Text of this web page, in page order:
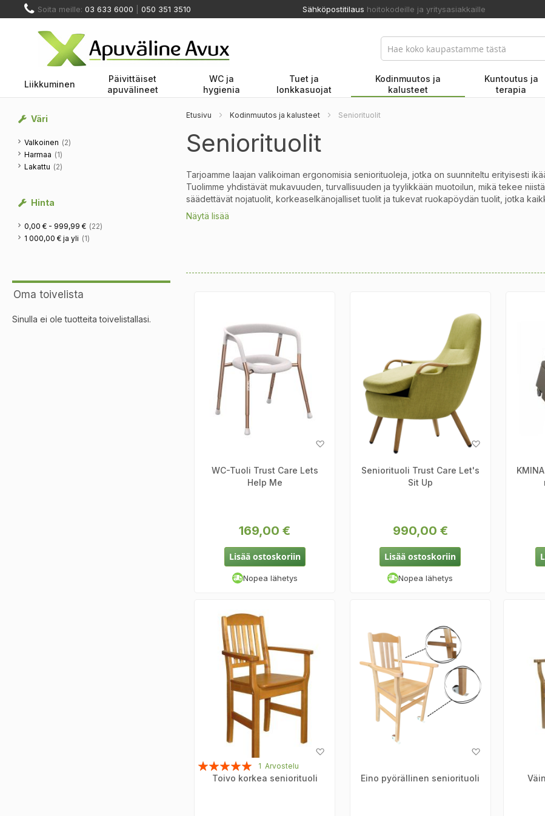
Skip
to
Content
Soita meille: 03 633 6000 050 351 3510 Sähköpostitilaus hoitokodeille ja yritysasiakkaille
Liikkuminen
Päivittäiset
apuvälineet
WC ja
hygienia
Tuet ja
lonkkasuojat
Kodinmuutos ja
kalusteet
Kuntoutus ja
terapia
Etusivu Kodinmuutos ja kalusteet Seniorituolit
Seniorituolit
Tarjoamme laajan valikoiman ergonomisia seniorituoleja, jotka on suunniteltu erityisesti
Tuolimme yhdistävät mukavuuden, turvallisuuden ja tyylikkään muotoilun, mikä tekee
säädettävät nojatuolit, korkeaselkänojalliset tuolit ja tukevat ruokapöydän tuolit, jotka
Valikimassa on myös geriatriset tuolit (G-tuoli) sekä mekanismituolit joissa on mallista
Tutustu monipuoliseen seniorituolien valikoimaamme ja löydä juuri sinulle sopiva ratkaisu.
Näytä lisää
WC-Tuoli Trust Care Lets
Help Me
169,00 €
Lisää ostoskoriin
Nopea lähetys
Seniorituoli Trust Care Let's
Sit Up
990,00 €
Lisää ostoskoriin
Nopea lähetys
Arvosana:
100%
1 Arvostelu
Toivo korkea seniorituoli
Eino pyörällinen seniorituoli
Väri
Valkoinen 2
tuotteet
Harmaa
1
tuote
Lakattu
2
tuotteet
Hinta
0,00 € - 999,99 € 22
tuotteet
1 000,00 € ja yli 1
tuote
Oma toivelista
Sinulla ei ole tuotteita toivelistallasi.